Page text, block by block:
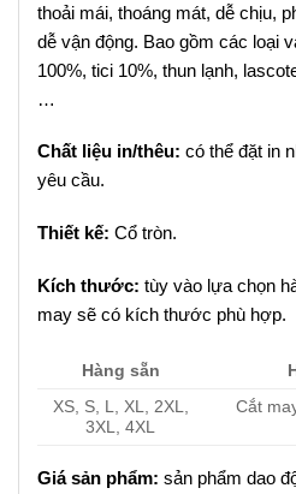
thoải mái, thoáng mát, dễ chịu,
dễ vận động. Bao gồm các loại
100%, tici 10%, thun lạnh,
…
Chất liệu in/thêu: có thể đặt in
yêu cầu.
Thiết kế: Cổ tròn.
Kích thước: tùy vào lựa chọn
may sẽ có kích thước phù hợp.
Hàng sẵn
XS, S, L, XL, 2XL,
3XL, 4XL
Cắt
Giá sản phẩm: sản phẩm dao